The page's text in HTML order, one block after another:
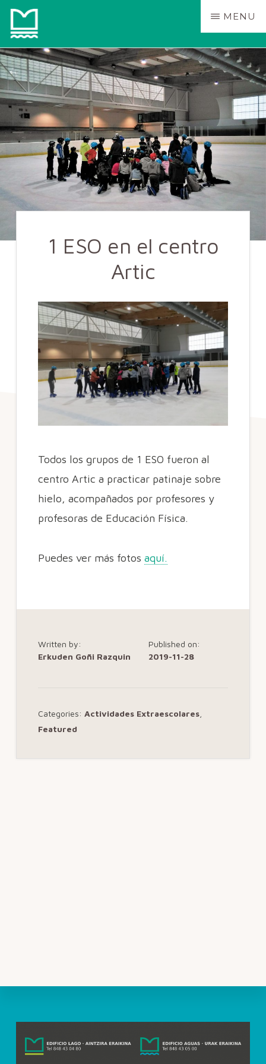
Skip
to
main
content
IES
MENDILLORRI
BHI
MENU
1 ESO en el centro
Artic
Todos los grupos de 1 ESO fueron al
centro Artic a practicar patinaje sobre
hielo, acompañados por profesores y
profesoras de Educación Física.
Puedes ver más fotos aquí.
Written by:
Erkuden Goñi Razquin
Published on:
2019-11-28
Categories: Actividades Extraescolares,
Featured
de